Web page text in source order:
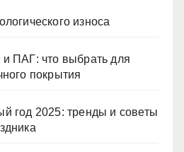
износа
ПАГ: что выбрать для
покрытия
год 2025: тренды и советы